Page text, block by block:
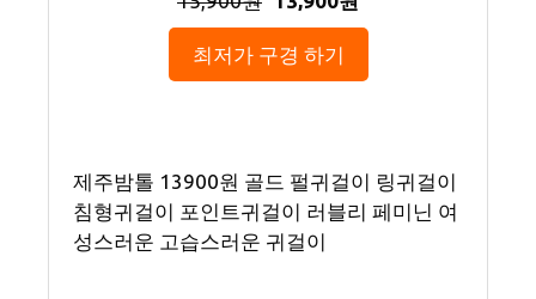
최저가 구경 하기
제주밤톨 13900원 골드 펄귀걸이 링귀걸이
침형귀걸이 포인트귀걸이 러블리 페미닌 여
성스러운 고습스러운 귀걸이